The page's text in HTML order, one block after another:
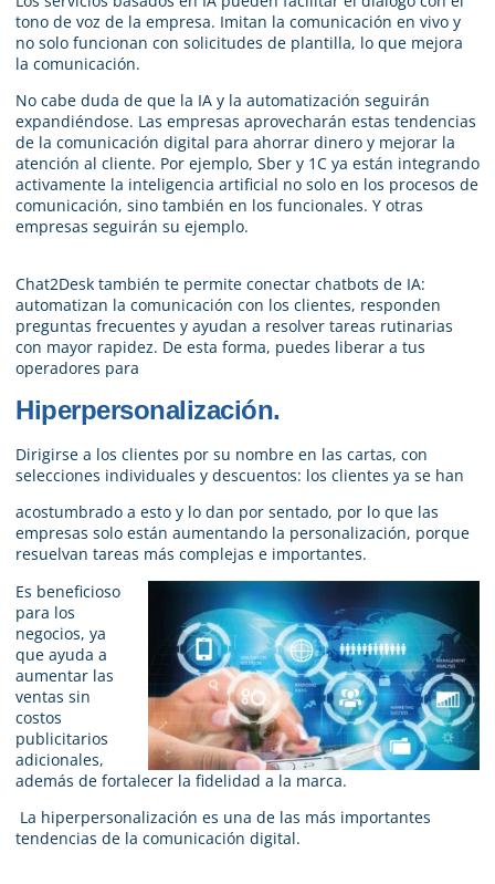
tono de voz de la empresa. Imitan la comunicación en vivo y
no solo funcionan con solicitudes de plantilla, lo que mejora
la comunicación.
No cabe duda de que la IA y la automatización seguirán
expandiéndose. Las empresas aprovecharán estas tendencias
de la comunicación digital para ahorrar dinero y mejorar la
atención al cliente. Por ejemplo, Sber y 1C ya están integrando
activamente la inteligencia artificial no solo en los procesos de
comunicación, sino también en los funcionales. Y otras
empresas seguirán su ejemplo.
Chat2Desk también te permite conectar chatbots de IA:
automatizan la comunicación con los clientes, responden
preguntas frecuentes y ayudan a resolver tareas rutinarias
con mayor rapidez. De esta forma, puedes liberar a tus
operadores para
Hiperpersonalización.
Dirigirse a los clientes por su nombre en las cartas, con
selecciones individuales y descuentos: los clientes ya se han
acostumbrado a esto y lo dan por sentado, por lo que las
empresas solo están aumentando la personalización, porque
resuelvan tareas más complejas e importantes.
Es beneficioso
para los
negocios, ya
que ayuda a
aumentar las
ventas sin
costos
publicitarios
adicionales,
además de fortalecer la fidelidad a la marca.
La hiperpersonalización es una de las más importantes
tendencias de la comunicación digital.